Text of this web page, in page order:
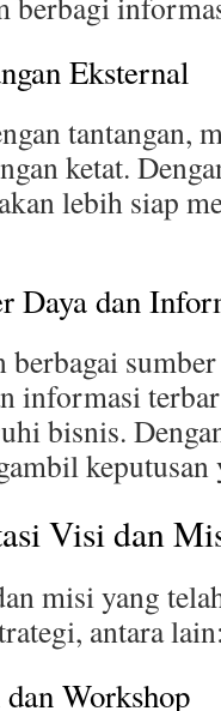
Eksternal
tantangan,
ketat.
lebih siap
Daya dan
informasi
bisnis.
Visi dan
misi yang
antara
Workshop